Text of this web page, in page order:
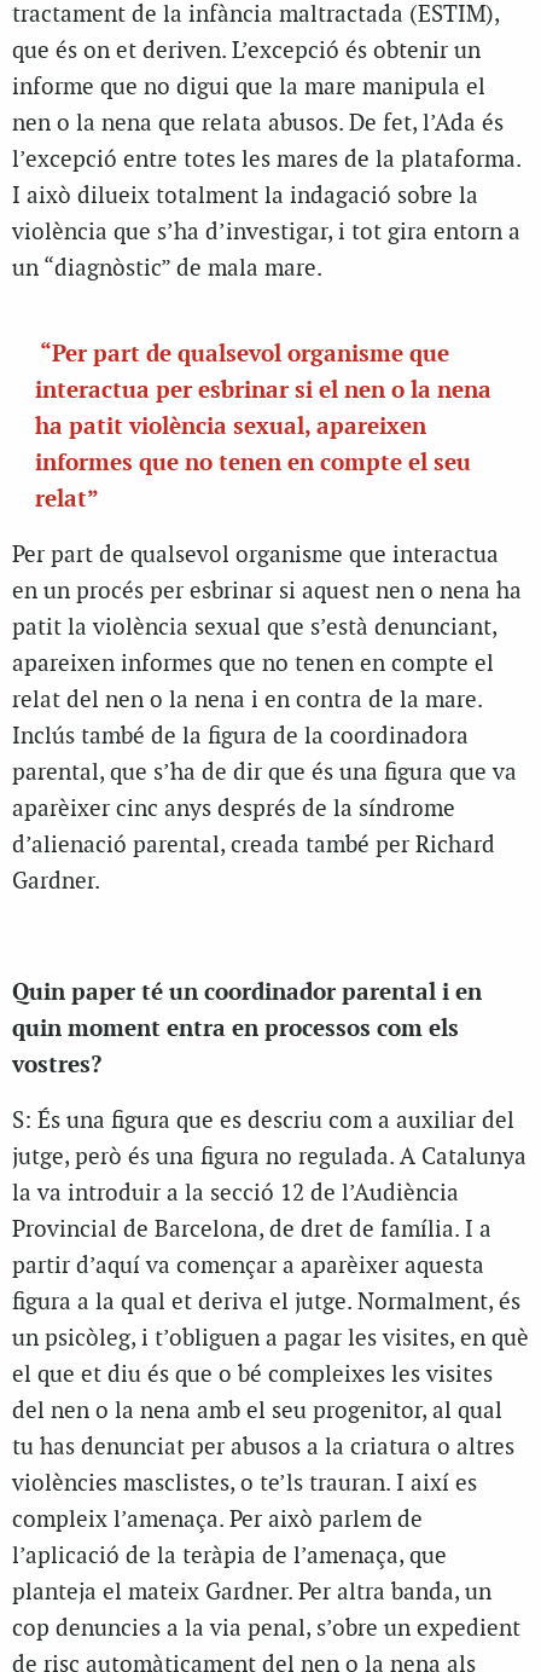
tractament de la infància maltractada (ESTIM),
que és on et deriven. L’excepció és obtenir un
informe que no digui que la mare manipula el
nen o la nena que relata abusos. De fet, l’Ada és
l’excepció entre totes les mares de la plataforma.
I això dilueix totalment la indagació sobre la
violència que s’ha d’investigar, i tot gira entorn a
un “diagnòstic” de mala mare.
“Per part de qualsevol organisme que
interactua per esbrinar si el nen o la nena
ha patit violència sexual, apareixen
informes que no tenen en compte el seu
relat”
Per part de qualsevol organisme que interactua
en un procés per esbrinar si aquest nen o nena ha
patit la violència sexual que s’està denunciant,
apareixen informes que no tenen en compte el
relat del nen o la nena i en contra de la mare.
Inclús també de la figura de la coordinadora
parental, que s’ha de dir que és una figura que va
aparèixer cinc anys després de la síndrome
d’alienació parental, creada també per Richard
Gardner.
Quin paper té un coordinador parental i en
quin moment entra en processos com els
vostres?
S: És una figura que es descriu com a auxiliar del
jutge, però és una figura no regulada. A Catalunya
la va introduir a la secció 12 de l’Audiència
Provincial de Barcelona, de dret de família. I a
partir d’aquí va començar a aparèixer aquesta
figura a la qual et deriva el jutge. Normalment, és
un psicòleg, i t’obliguen a pagar les visites, en què
el que et diu és que o bé compleixes les visites
del nen o la nena amb el seu progenitor, al qual
tu has denunciat per abusos a la criatura o altres
violències masclistes, o te’ls trauran. I així es
compleix l’amenaça. Per això parlem de
l’aplicació de la teràpia de l’amenaça, que
planteja el mateix Gardner. Per altra banda, un
cop denuncies a la via penal, s’obre un expedient
de risc automàticament del nen o la nena als